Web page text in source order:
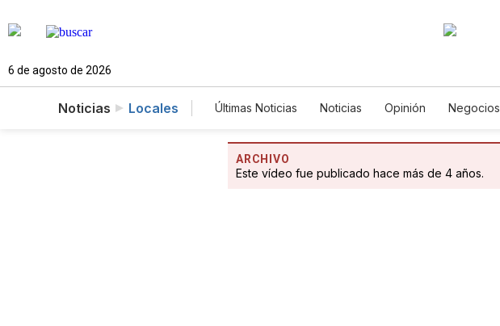
6 de agosto de 2026
Noticias Locales Últimas Noticias Noticias Opinión Negocios
ARCHIVO
Este vídeo fue publicado hace más de 4 años.